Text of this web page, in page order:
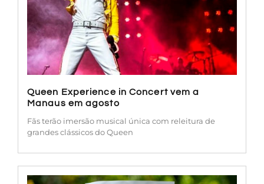
Queen Experience in Concert vem a
Manaus em agosto
Fãs terão imersão musical única com releitura de
grandes clássicos do Queen